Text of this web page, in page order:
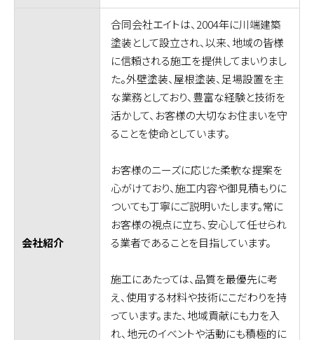
会社紹介
合同会社エイトは、2004年に川端建築
塗装として設立され、以来、地域の皆様
に信頼される施工を提供してまいりまし
た。外壁塗装、屋根塗装、足場設置を主
な業務としており、豊富な経験と技術を
活かして、お客様の大切なお住まいを守
ることを使命としています。
お客様のニーズに応じた柔軟な提案を
心がけており、施工内容や御見積もりに
ついても丁寧にご説明いたします。常に
お客様の視点に立ち、安心して任せられ
る業者であることを目指しています。
施工にあたっては、品質を最優先に考
え、使用する材料や技術にこだわりを持
っています。また、地域貢献にも力を入
れ、地元のイベントや活動にも積極的に